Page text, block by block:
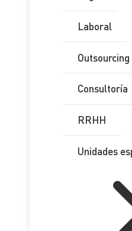
Laboral
Outsourcing
Consultoría
RRHH
Unidades